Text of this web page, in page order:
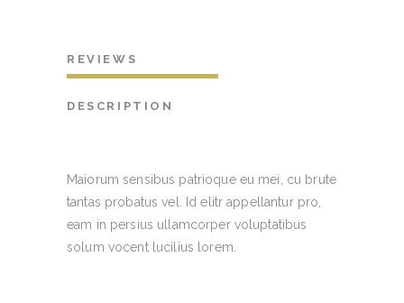
REVIEWS
DESCRIPTION
Maiorum sensibus patrioque eu mei, cu brute
tantas probatus vel. Id elitr appellantur pro,
eam in persius ullamcorper voluptatibus
solum vocent lucilius lorem.